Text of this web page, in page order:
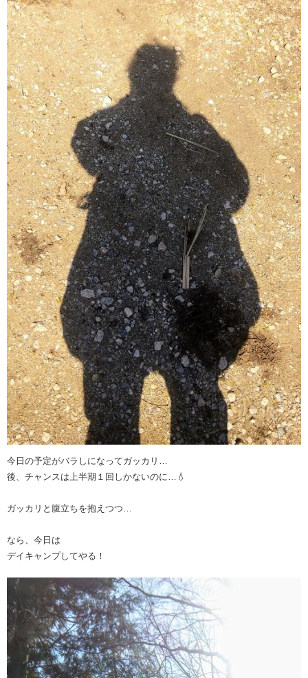
今日の予定がバラしになってガッカリ…
後、チャンスは上半期１回しかないのに…💧
ガッカリと腹立ちを抱えつつ…
なら、今日は
デイキャンプしてやる！